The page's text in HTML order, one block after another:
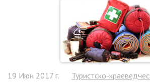
19 Июн 2017 г.
Туристско-